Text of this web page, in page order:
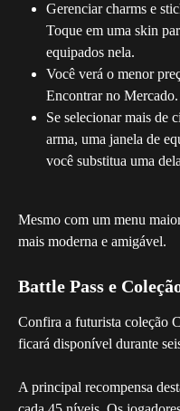
Gerenciar charms e
Toque em uma skin
equipados nela.
Você verá o menor
Encontrar no Mercado.
Se selecionar mais de
arma, uma janela de
você substitua uma
Mesmo com um menu
mais moderna e amigável.
Battle Pass e
Confira a futurista coleção
ficará disponível durante
A principal recompensa